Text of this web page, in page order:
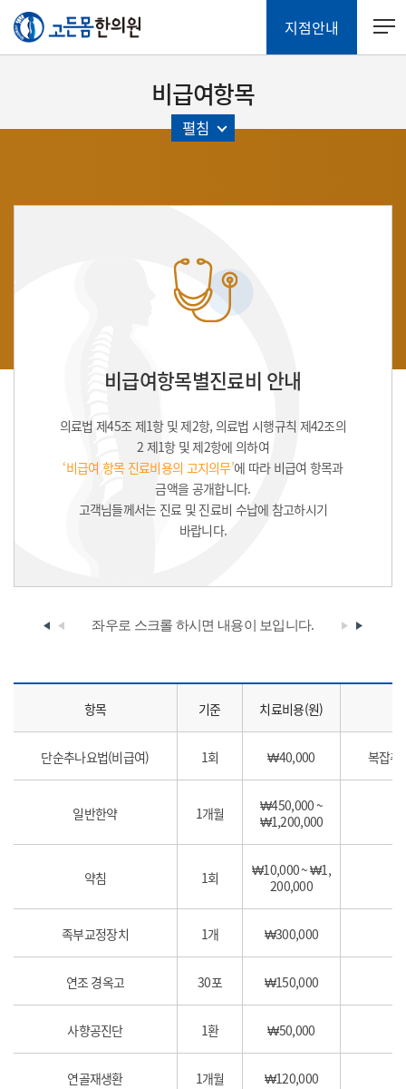
지점안내
비급여항목
펼침
비급여항목별진료비 안내
의료법 제45조 제1항 및 제2항, 의료법 시행규칙 제42조의
2 제1항 및 제2항에 의하여
‘비급여 항목 진료비용의 고지의무’에 따라 비급여 항목과
금액을 공개합니다.
고객님들께서는 진료 및 진료비 수납에 참고하시기
바랍니다.
좌우로 스크롤 하시면 내용이 보입니다.
항목 기준 치료비용(원)
단순추나요법(비급여) 1회 ₩40,000 복잡추
일반한약 1개월
₩450,000 ~
₩1,200,000
약침 1회
₩10,000 ~ ₩1,
200,000
족부교정장치 1개 ₩300,000
연조 경옥고 30포 ₩150,000
사향공진단 1환 ₩50,000
연골재생환 1개월 ₩120,000